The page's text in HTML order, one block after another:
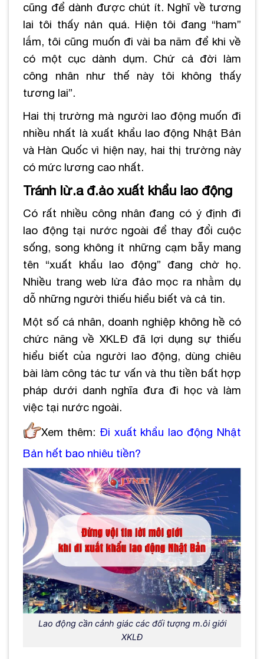
cũng để dành được chút ít. Nghĩ về tương
lai tôi thấy nản quá. Hiện tôi đang “ham”
lắm, tôi cũng muốn đi vài ba năm để khi về
có một cục dành dụm. Chứ cả đời làm
công nhân như thế này tôi không thấy
tương lai”.
Hai thị trường mà người lao động muốn đi
nhiều nhất là xuất khẩu lao động Nhật Bản
và Hàn Quốc vì hiện nay, hai thị trường này
có mức lương cao nhất.
Tránh lừ.a đ.ảo xuất khẩu lao động
Có rất nhiều công nhân đang có ý định đi
lao động tại nước ngoài để thay đổi cuộc
sống, song không ít những cạm bẫy mang
tên “xuất khẩu lao động” đang chờ họ.
Nhiều trang web lừa đảo mọc ra nhằm dụ
dỗ những người thiếu hiểu biết và cả tin.
Một số cá nhân, doanh nghiệp không hề có
chức năng về XKLĐ đã lợi dụng sự thiếu
hiểu biết của người lao động, dùng chiêu
bài làm công tác tư vấn và thu tiền bất hợp
pháp dưới danh nghĩa đưa đi học và làm
việc tại nước ngoài.
Xem thêm: Đi xuất khẩu lao động Nhật
Bản hết bao nhiêu tiền?
Lao động cần cảnh giác các đối tượng m.ôi giới
XKLĐ